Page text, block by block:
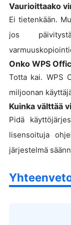
Vaurioittaako
Ei tietenkään.
jos
Onko WPS
Totta kai. WPS
miljoonan
Kuinka välttää
Pidä
lisensoituja
järjestelmä